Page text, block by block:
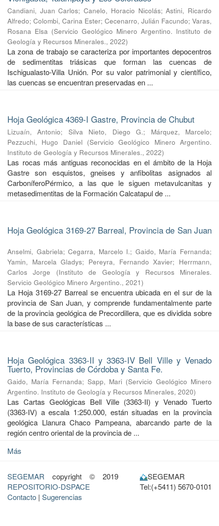
Candiani, Juan Carlos;Canelo, Horacio Nicolás;Astini, Ricardo
Alfredo; Colombi, Carina Ester; Cecenarro, Julián Facundo; Varas,
Rosana Elsa (Servicio Geológico Minero Argentino. Instituto de
Geología y Recursos Minerales., 2022)
La zona de trabajo se caracteriza por importantes depocentros
de sedimentitas triásicas que forman las cuencas de
Ischigualasto-Villa Unión. Por su valor patrimonial y cientíﬁco,
las cuencas se encuentran preservadas en ...
Hoja Geológica 4369-I Gastre, Provincia de Chubut
Lizuaín, Antonio; Silva Nieto, Diego G.; Márquez, Marcelo;
Pezzuchi, Hugo Daniel (Servicio Geológico Minero Argentino.
Instituto de Geología y Recursos Minerales., 2022)
Las rocas más antiguas reconocidas en el ámbito de la Hoja
Gastre son esquistos, gneises y anfibolitas asignados al
CarboníferoPérmico, a las que le siguen metavulcanitas y
metasedimentitas de la Formación Calcatapul de ...
Hoja Geológica 3169-27 Barreal, Provincia de San Juan
Anselmi, Gabriela;Cegarra, Marcelo I.; Gaido, María Fernanda;
Yamin, Marcela Gladys; Pereyra, Fernando Xavier; Herrmann,
Carlos Jorge
(Instituto de Geología y Recursos Minerales.
Servicio Geológico Minero Argentino., 2021)
La Hoja 3169-27 Barreal se encuentra ubicada en el sur de la
provincia de San Juan, y comprende fundamentalmente parte
de la provincia geológica de Precordillera, que es dividida sobre
la base de sus características ...
Hoja Geológica 3363-II y 3363-IV Bell Ville y Venado
Tuerto, Provincias de Córdoba y Santa Fe.
Gaido, María Fernanda; Sapp, Mari (Servicio Geológico Minero
Argentino. Instituto de Geología y Recursos Minerales, 2020)
Las Cartas Geológicas Bell Ville (3363-II) y Venado Tuerto
(3363-IV) a escala 1:250.000, están situadas en la provincia
geológica Llanura Chaco Pampeana, abarcando parte de la
región centro oriental de la provincia de ...
Más
SEGEMAR copyright © 2019
REPOSITORIO-DSPACE
Contacto | Sugerencias
SEGEMAR
Tel:(+5411) 5670-0101